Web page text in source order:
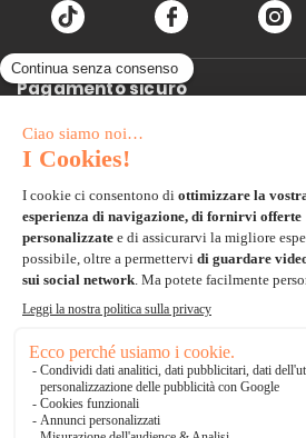
Pagamento sicuro
Carta di credito
Paypal
Bonifico Bancario
3 volte senza tasse
*Soluzioni di consegna
Delivengo Domicilio Internazionale